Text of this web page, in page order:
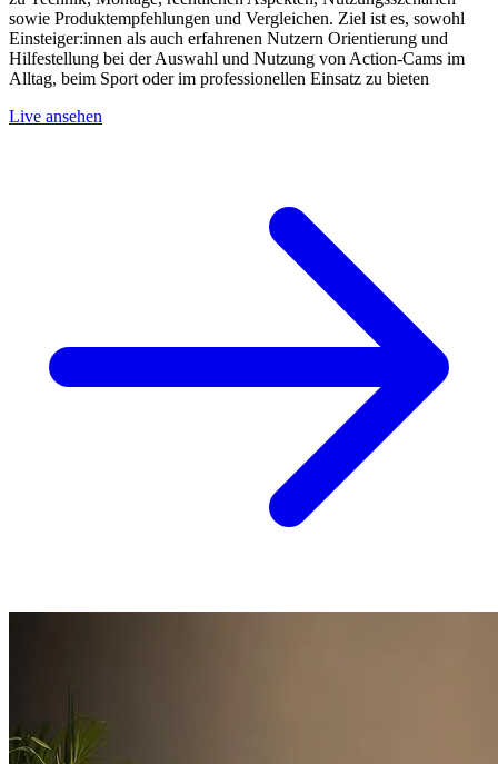
sowie Produktempfehlungen und Vergleichen. Ziel ist es, sowohl
Einsteiger:innen als auch erfahrenen Nutzern Orientierung und
Hilfestellung bei der Auswahl und Nutzung von Action‑Cams im
Alltag, beim Sport oder im professionellen Einsatz zu bieten
Live ansehen